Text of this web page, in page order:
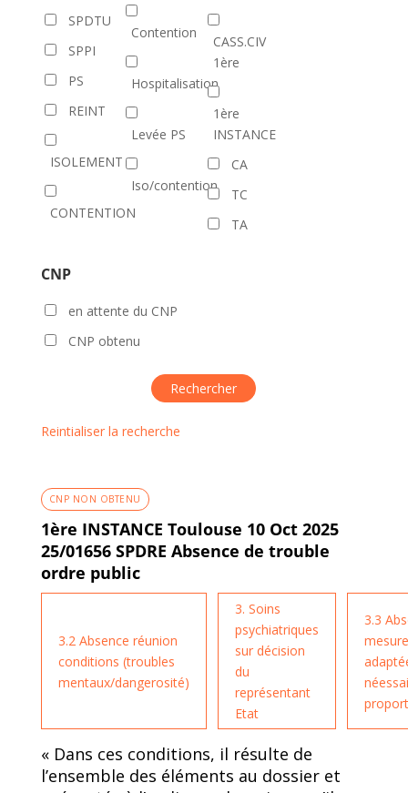
SPDTU
SPPI
PS
REINT
ISOLEMENT
CONTENTION
Contention
Hospitalisation
Levée PS
Iso/contention
CASS.CIV
1ère
1ère
INSTANCE
CA
TC
TA
CNP
en attente du CNP
CNP obtenu
Reintialiser la recherche
CNP NON OBTENU
1ère INSTANCE Toulouse 10 Oct 2025
25/01656 SPDRE Absence de trouble
ordre public
3.2 Absence réunion
conditions (troubles
mentaux/dangerosité)
3. Soins
psychiatriques
sur décision
du
représentant
Etat
3.3
mesure
« Dans ces conditions, il résulte de
l’ensemble des éléments au dossier et